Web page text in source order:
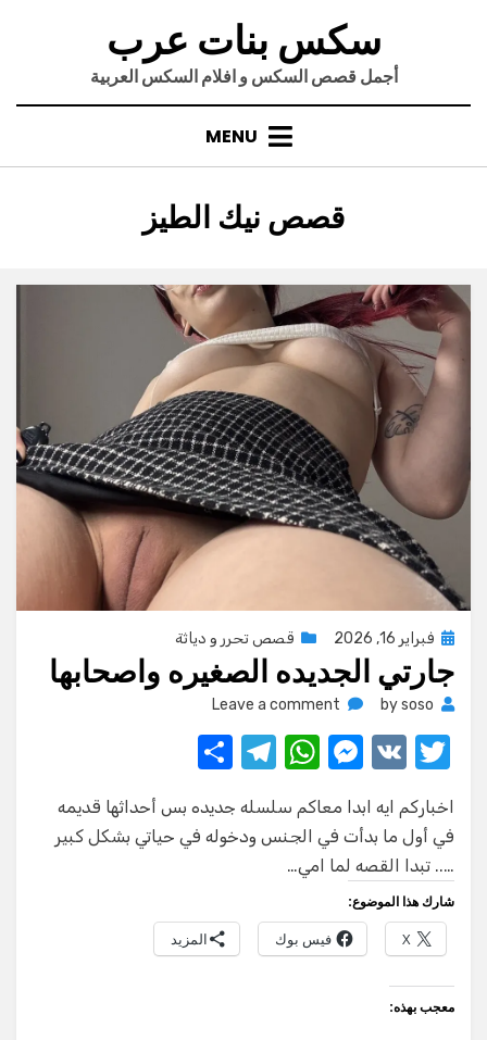
سكس بنات عرب
أجمل قصص السكس و افلام السكس العربية
MENU
التصنيف
:
قصص نيك الطيز
Posted
فبراير 16, 2026 قصص تحرر و دياثة
جارتي الجديده الصغيره واصحابها
bysoso
Leave a comment
on
الجديده
الصغيره
واصحابها
T
it
te
r
V
M
ss
e
g
er
W
at
s
p
p
T
e
gr
m
ar
e
اخباركم ايه ابدا معاكم سلسله جديده بس أحداثها قديمه
في أول ما بدأت في الجنس ودخوله في حياتي بشكل كبير
….. تبدا القصه لما امي…
شارك هذا الموضوع:
X فيس بوك المزيد
معجب بهذه: